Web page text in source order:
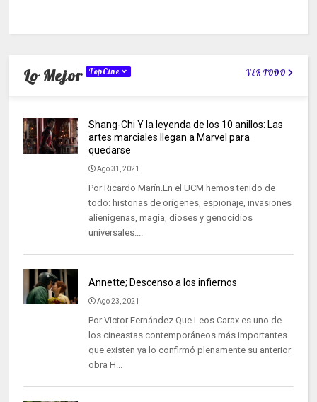
Lo Mejor TopCine VER TODO
Shang-Chi Y la leyenda de los 10 anillos: Las
artes marciales llegan a Marvel para
quedarse
Ago 31, 2021
Por Ricardo Marín.En el UCM hemos tenido de
todo: historias de orígenes, espionaje, invasiones
alienígenas, magia, dioses y genocidios
universales....
Annette; Descenso a los infiernos
Ago 23, 2021
Por Victor Fernández.Que Leos Carax es uno de
los cineastas contemporáneos más importantes
que existen ya lo confirmó plenamente su anterior
obra H...